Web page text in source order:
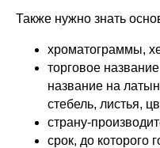
Также нужно знать
хроматограммы,
торговое
название на
стебель, листья,
страну-
срок, до которого